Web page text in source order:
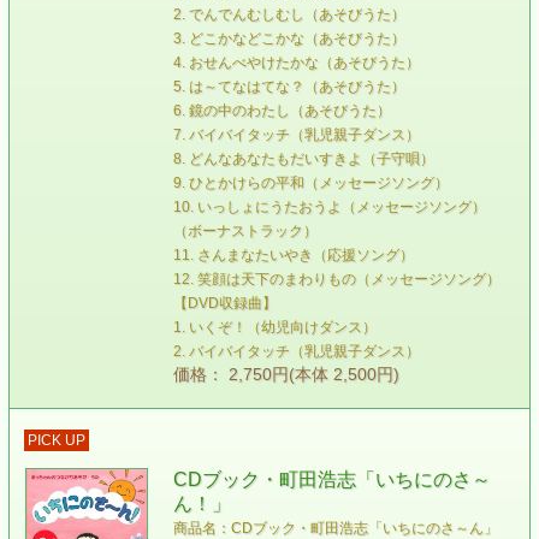
2. でんでんむしむし（あそびうた）
3. どこかなどこかな（あそびうた）
4. おせんべやけたかな（あそびうた）
5. は～てなはてな？（あそびうた）
6. 鏡の中のわたし（あそびうた）
7. バイバイタッチ（乳児親子ダンス）
8. どんなあなたもだいすきよ（子守唄）
9. ひとかけらの平和（メッセージソング）
10. いっしょにうたおうよ（メッセージソング）
（ボーナストラック）
11. さんまなたいやき（応援ソング）
12. 笑顔は天下のまわりもの（メッセージソング）
【DVD収録曲】
1. いくぞ！（幼児向けダンス）
2. バイバイタッチ（乳児親子ダンス）
価格： 2,750円(本体 2,500円)
PICK UP
CDブック・町田浩志「いちにのさ～
ん！」
商品名：CDブック・町田浩志「いちにのさ～ん」